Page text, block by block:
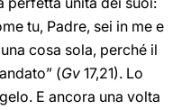
tu, Padre, sei in me e
cosa sola, perché il
(Gv 17,21). Lo
E ancora una volta